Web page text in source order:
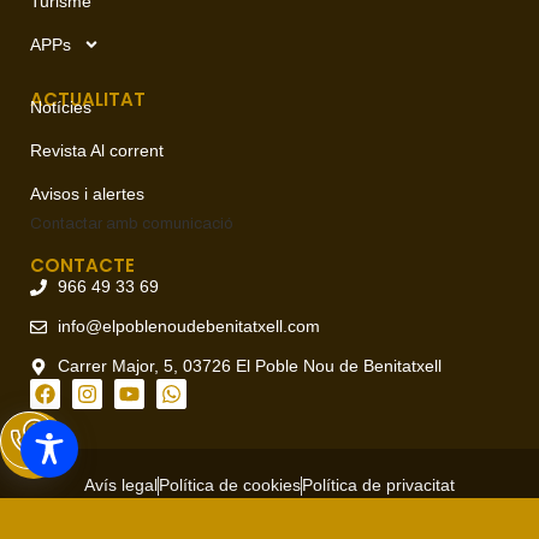
APPs
ACTUALITAT
Notícies
Revista Al corrent
Avisos i alertes
Contactar amb comunicació
CONTACTE
966 49 33 69
info@elpoblenoudebenitatxell.com
Carrer Major, 5, 03726 El Poble Nou de Benitatxell
Avís legalPolítica de cookiesPolítica de privacitat